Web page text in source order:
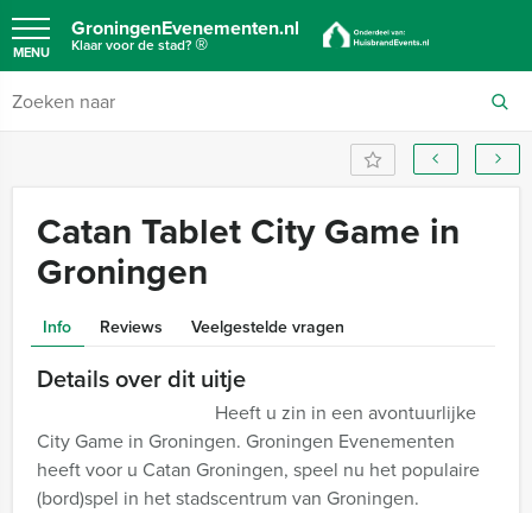
GroningenEvenementen.nl
Klaar voor de stad?®
MENU
Catan Tablet City Game in
Groningen
Info Reviews Veelgestelde vragen
Details over dit uitje
Heeft u zin in een avontuurlijke
City Game in Groningen. Groningen Evenementen
heeft voor u Catan Groningen, speel nu het populaire
(bord)spel in het stadscentrum van Groningen.